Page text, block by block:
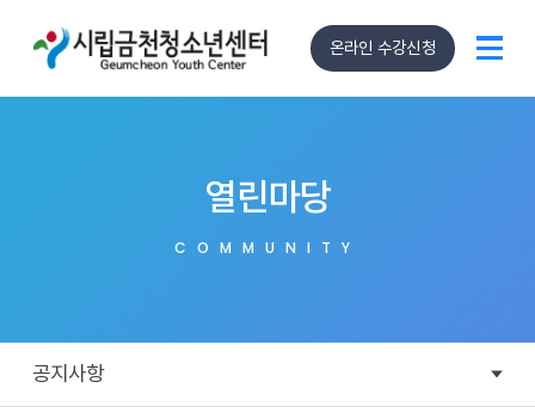
온라인 수강신청
열린마당
COMMUNITY
공지사항